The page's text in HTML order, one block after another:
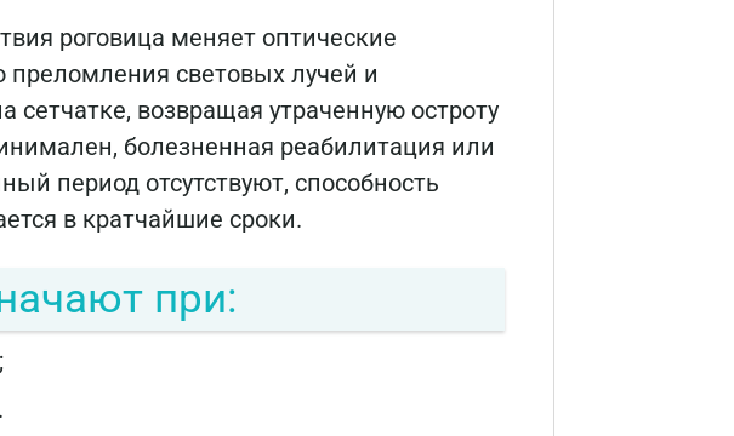
роговица меняет оптические
световых лучей и
сетчатке, возвращая утраченную остроту
болезненная реабилитация или
период отсутствуют, способность
в кратчайшие сроки.
при: